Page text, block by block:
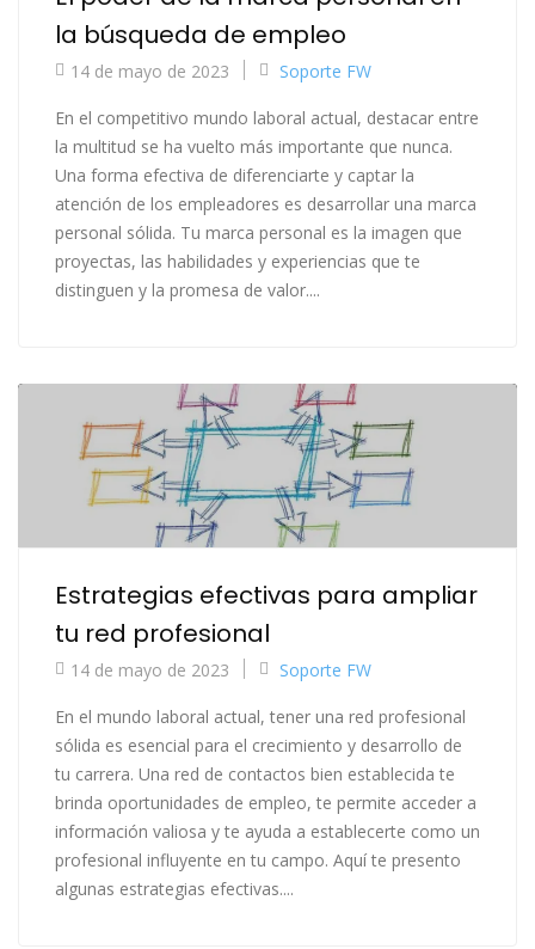
la búsqueda de empleo
14 de mayo de 2023 Soporte FW
En el competitivo mundo laboral actual, destacar entre
la multitud se ha vuelto más importante que nunca.
Una forma efectiva de diferenciarte y captar la
atención de los empleadores es desarrollar una marca
personal sólida. Tu marca personal es la imagen que
proyectas, las habilidades y experiencias que te
distinguen y la promesa de valor....
Estrategias efectivas para ampliar
tu red profesional
14 de mayo de 2023 Soporte FW
En el mundo laboral actual, tener una red profesional
sólida es esencial para el crecimiento y desarrollo de
tu carrera. Una red de contactos bien establecida te
brinda oportunidades de empleo, te permite acceder a
información valiosa y te ayuda a establecerte como un
profesional influyente en tu campo. Aquí te presento
algunas estrategias efectivas....